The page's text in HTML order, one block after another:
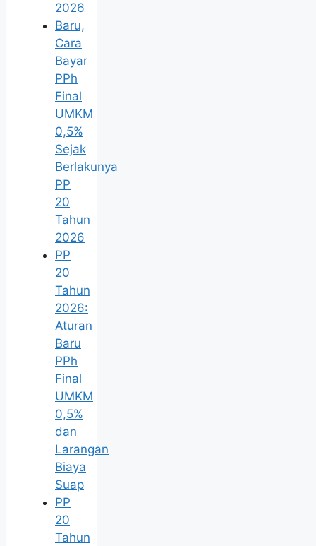
2026
Baru,
Cara
Bayar
PPh
Final
UMKM
0,5%
Sejak
Berlakunya
PP
20
Tahun
2026
PP
20
Tahun
2026:
Aturan
Baru
PPh
Final
UMKM
0,5%
dan
Larangan
Biaya
Suap
PP
20
Tahun